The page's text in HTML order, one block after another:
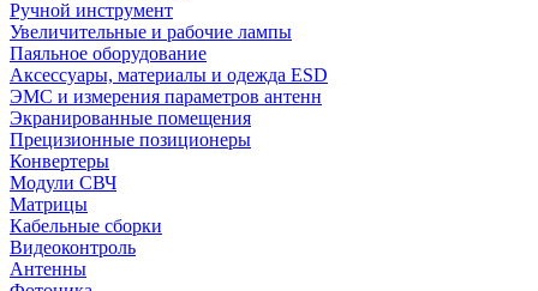
Ручной инструмент
Увеличительные и рабочие лампы
Паяльное оборудование
Аксессуары, материалы и одежда ESD
ЭМС и измерения параметров антенн
Экранированные помещения
Прецизионные позиционеры
Конвертеры
Модули СВЧ
Матрицы
Кабельные сборки
Видеоконтроль
Антенны